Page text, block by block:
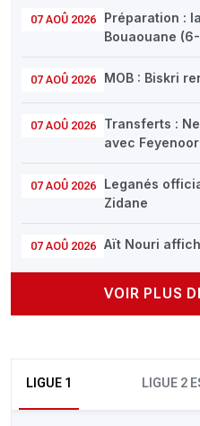
07 AOÛ 2026
Préparation :
Bouaouane
07 AOÛ 2026 MOB : Biskri
07 AOÛ 2026
Transferts :
avec
07 AOÛ 2026
Leganés
Zidane
07 AOÛ 2026 Aït Nouri
VOIR PLUS
LIGUE 1 LIGUE 2